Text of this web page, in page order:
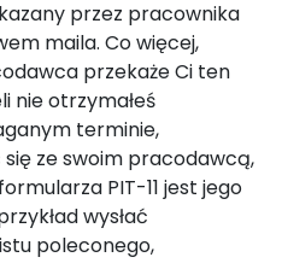
przez pracownika
maila. Co więcej,
przekaże Ci ten
nie otrzymałeś
terminie,
ze swoim pracodawcą,
PIT-11 jest jego
wysłać
poleconego,